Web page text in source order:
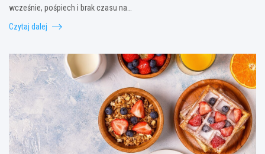
wcześnie, pośpiech i brak czasu na…
Czytaj dalej